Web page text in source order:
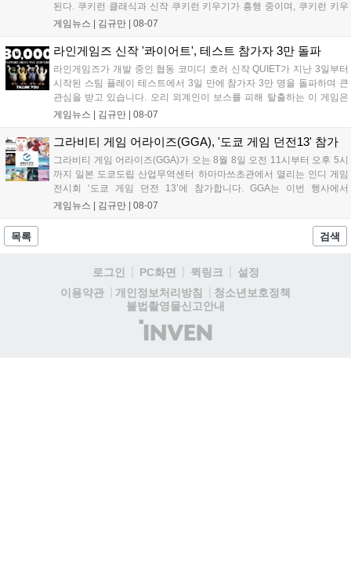
된다. 쿠키런 클래식과 신작 쿠키런 키우기가 흥행 중이며, 쿠키런 키우
기는 13일 첫 업데이트를 시작으로 2주 간격의 콘텐츠를 제공한다. 또한
이다. 회사는 비용 효율화와 신작 흥행을 통해 하반기 실적 턴어라운드
를 이끌 방침이다....
게임뉴스 | 김규만 08-07
라인게임즈 신작 '콰이어트', 테스트 참가자 3만 돌파
라인게임즈가 개발 중인 협동 코미디 호러 신작 QUIET가 지난 3일부터
시작된 스팀 플레이 테스트에서 3일 만에 참가자 3만 명을 돌파하며 큰
관심을 받고 있습니다. 오리 외계인이 보스를 피해 탈출하는 이 게임은
최대 4인 협동을 지원하며, 소음 관리와 물리 법칙을 활용한 전략적 플레
을 개선 중이며, 상세 정보는 스팀 페이지에서 확인 가능합니다....
게임뉴스 | 김규만 08-07
그라비티 게임 어라이즈(GGA), '도쿄 게임 던전13' 참가
그라비티 게임 어라이즈(GGA)가 오는 8월 8일 오전 11시부터 오후 5시
까지 일본 도쿄도립 산업무역센터 하마마쓰초관에서 열리는 인디 게임
전시회 ‘도쿄 게임 던전 13’에 참가합니다. GGA는 이번 행사에서
‘JALECO ARCADE COLLECTION’ 시리즈의 미공개 작품 12종을 최초
입니다. 시연 참여 관람객에게는 선착순으로 특별 굿즈를 증정하며, 인
디 게임 생태계 활성화와 신규 타이틀 반응 확인을 목표로 합니다....
게임뉴스 | 김규만 08-07
목록 검색
로그인 PC화면 퀵링크
설정
이용약관
개인정보처리방침
청소년보호정책
불법촬영물신고안내
(주)
인